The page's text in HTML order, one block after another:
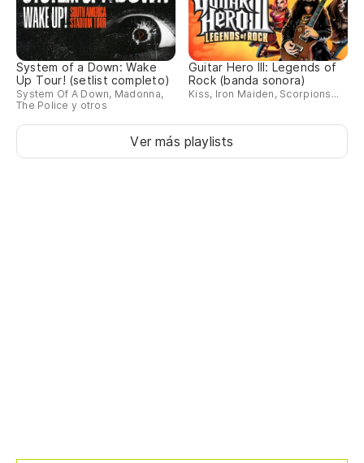
System of a Down: Wake
Up Tour! (setlist completo)
System Of A Down, Madonna,
The Police y otros
Guitar Hero III: Legends of
Rock (banda sonora)
Kiss, Iron Maiden, Scorpions...
Ver más playlists